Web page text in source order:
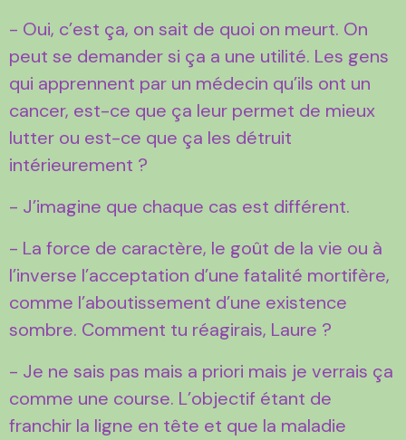
- Oui, c’est ça, on sait de quoi on meurt. On
peut se demander si ça a une utilité. Les gens
qui apprennent par un médecin qu’ils ont un
cancer, est-ce que ça leur permet de mieux
lutter ou est-ce que ça les détruit
intérieurement ?
- J’imagine que chaque cas est différent.
- La force de caractère, le goût de la vie ou à
l’inverse l’acceptation d’une fatalité mortifère,
comme l’aboutissement d’une existence
sombre. Comment tu réagirais, Laure ?
- Je ne sais pas mais a priori mais je verrais ça
comme une course. L’objectif étant de
franchir la ligne en tête et que la maladie